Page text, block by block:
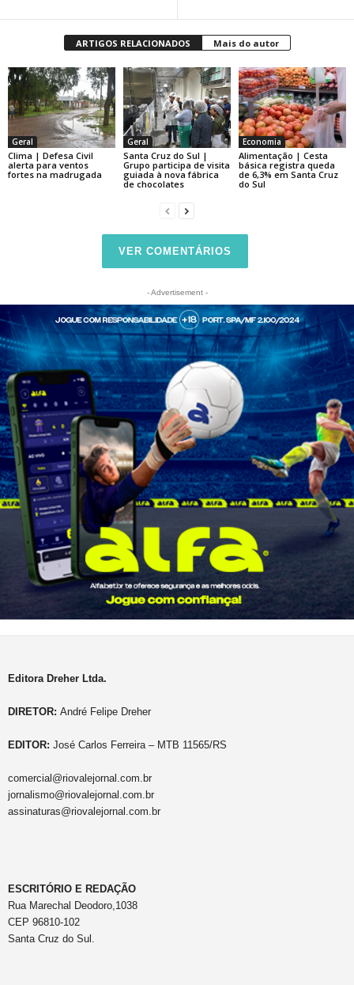
ARTIGOS RELACIONADOS Mais do autor
Geral
Clima | Defesa Civil
alerta para ventos
fortes na madrugada
Geral
Santa Cruz do Sul |
Grupo participa de visita
guiada à nova fábrica
de chocolates
Economia
Alimentação | Cesta
básica registra queda
de 6,3% em Santa Cruz
do Sul
VER COMENTÁRIOS
- Advertisement -
Editora Dreher Ltda.
DIRETOR: André Felipe Dreher
EDITOR: José Carlos Ferreira – MTB 11565/RS
comercial@riovalejornal.com.br
jornalismo@riovalejornal.com.br
assinaturas@riovalejornal.com.br
ESCRITÓRIO E REDAÇÃO
Rua Marechal Deodoro,1038
CEP 96810-102
Santa Cruz do Sul.